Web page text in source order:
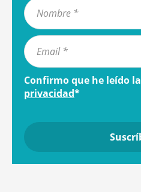
Confirmo que he leído la
privacidad*